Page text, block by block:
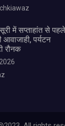
में सप्ताहांत से पहले
आवाजाही, पर्यटन
रौनक